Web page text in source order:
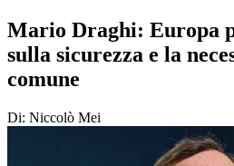
Mario Draghi: Europa
sulla sicurezza e la
comune
Di: Niccolò Mei